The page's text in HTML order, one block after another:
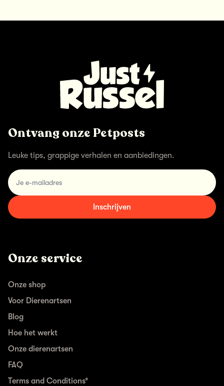
Ontvang onze Petposts
Leuke tips, grappige verhalen en aanbiedingen.
email
Inschrijven
Onze service
Onze shop
Voor Dierenartsen
Blog
Hoe het werkt
Onze dierenartsen
FAQ
Terms and Conditions*